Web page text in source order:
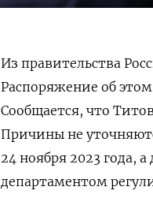
Из правительства
Распоряжение об этом
Сообщается, что
Причины не
24 ноября 2023 года,
департаментом